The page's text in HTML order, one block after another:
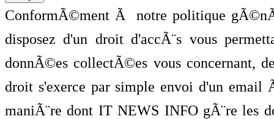
ConformÃ©ment Ã notre politique
disposez d'un droit d'accÃ¨s vous
donnÃ©es collectÃ©es vous concernant,
droit s'exerce par simple envoi d'un
maniÃ¨re dont IT NEWS INFO gÃ¨re les